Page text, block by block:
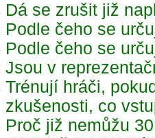
Dá se zrušit již
Podle čeho se
Podle čeho se
Jsou v
Trénují hráči,
zkušenosti, co
Proč již nemůžu